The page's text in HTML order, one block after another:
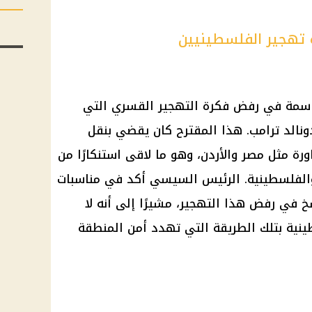
الفلسطينيين
في رفض فكرة التهجيرالقسري التي
ترامب. هذا المقترح كان يقضي بنقل
مثل مصر والأردن، وهو ما لاقى استنكارًا من
الرئيس السيسي أكد في مناسبات
في رفض هذا التهجير، مشيرًا إلى أنه لا
بتلك الطريقة التي تهدد أمن المنطقة